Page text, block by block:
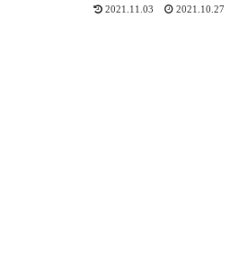
2021.11.03 2021.10.27